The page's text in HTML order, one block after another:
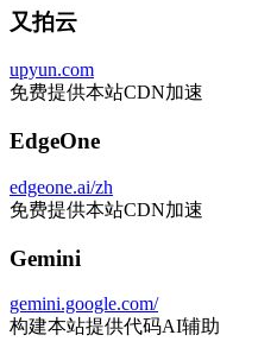
又拍云
upyun.com
免费提供本站CDN加速
EdgeOne
edgeone.ai/zh
免费提供本站CDN加速
Gemini
gemini.google.com/
构建本站提供代码AI辅助